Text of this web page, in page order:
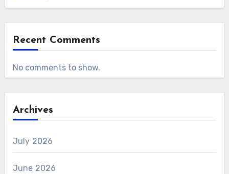
Recent Comments
No comments to show.
Archives
July 2026
June 2026